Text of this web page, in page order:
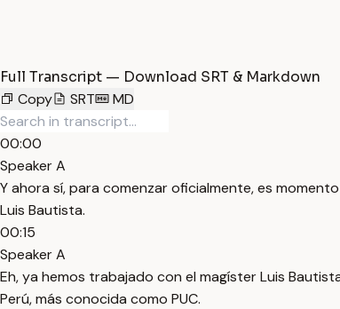
Full Transcript — Download SRT & Markdown
Copy
SRT MD
00:00
Speaker A
Y ahora sí, para comenzar oficialmente, es
Luis Bautista.
00:15
Speaker A
Eh, ya hemos trabajado con el magíster Luis
Perú, más conocida como PUC.